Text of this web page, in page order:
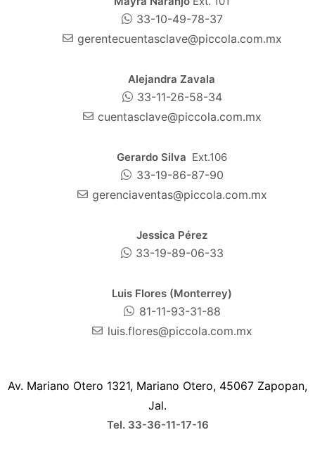
33-10-49-78-37
gerentecuentasclave@piccola.com.mx
Alejandra Zavala
33-11-26-58-34
cuentasclave@piccola.com.mx
Gerardo Silva Ext.106
33-19-86-87-90
gerenciaventas@piccola.com.mx
Jessica Pérez
33-19-89-06-33
Luis Flores (Monterrey)
81-11-93-31-88
luis.flores@piccola.com.mx
Av. Mariano Otero 1321, Mariano Otero, 45067 Zapopan,
Jal.
Tel. 33-36-11-17-16